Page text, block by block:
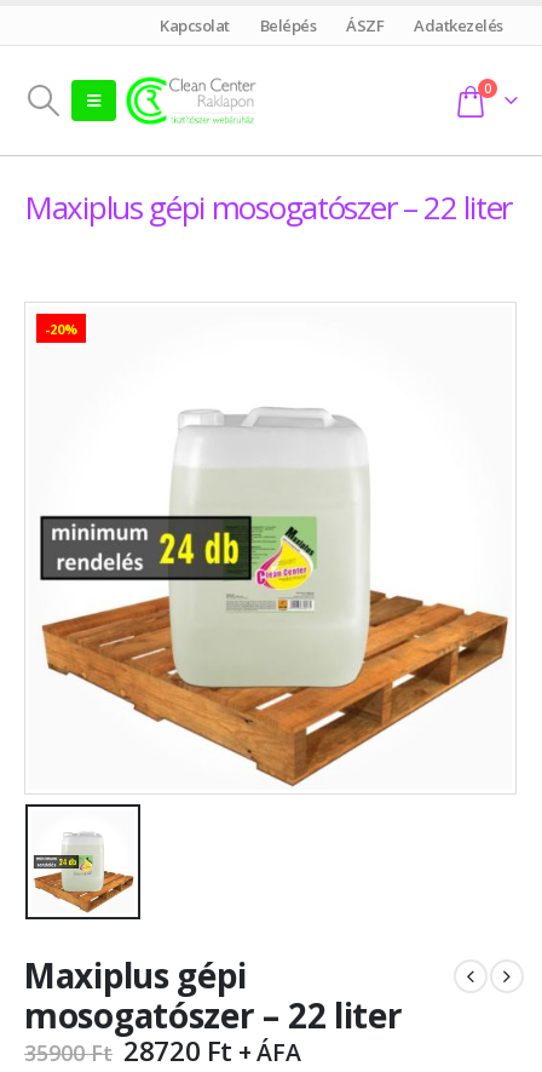
Kapcsolat Belépés ÁSZF Adatkezelés
0
Maxiplus gépi mosogatószer – 22 liter
-20%
Maxiplus gépi
mosogatószer – 22 liter
35900Ft 28720 Ft + ÁFA